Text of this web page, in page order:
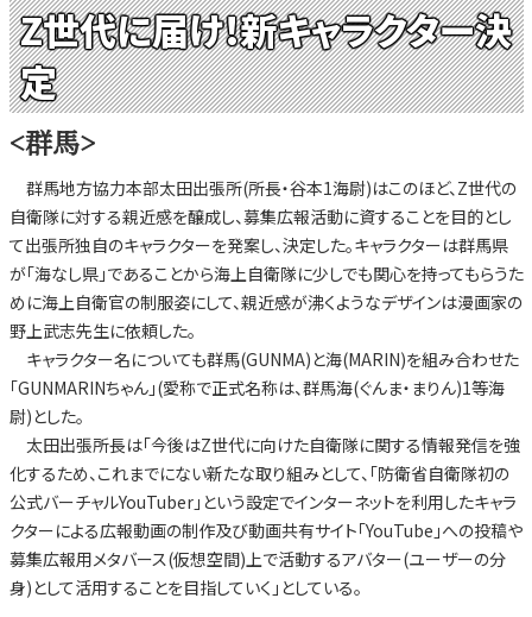
Z世代に届け!新キャラクター決
定
<群馬>
群馬地方協力本部太田出張所(所長・谷本1海尉)はこのほど、Z世代の
自衛隊に対する親近感を醸成し、募集広報活動に資することを目的とし
て出張所独自のキャラクターを発案し、決定した。キャラクターは群馬県
が「海なし県」であることから海上自衛隊に少しでも関心を持ってもらうた
めに海上自衛官の制服姿にして、親近感が沸くようなデザインは漫画家の
野上武志先生に依頼した。
キャラクター名についても群馬(GUNMA)と海(MARIN)を組み合わせた
「GUNMARINちゃん」(愛称で正式名称は、群馬海(ぐんま・まりん)1等海
尉)とした。
太田出張所長は「今後はZ世代に向けた自衛隊に関する情報発信を強
化するため、これまでにない新たな取り組みとして、「防衛省自衛隊初の
公式バーチャルYouTuber」という設定でインターネットを利用したキャラ
クターによる広報動画の制作及び動画共有サイト「YouTube」への投稿や
募集広報用メタバース(仮想空間)上で活動するアバター(ユーザーの分
身)として活用することを目指していく」としている。